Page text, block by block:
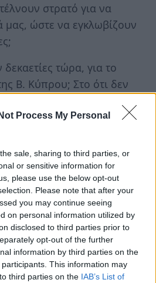
Process My Personal
sale, sharing to third parties, or
or sensitive information for
please use the below opt-out
Please note that after your
you may continue seeing
on personal information utilized by
disclosed to third parties prior to
opt-out of the further
information by third parties on the
participants. This information may
third parties on the IAB’s List of
στρατό για να
μας, ώστε να εγκλωβίζουν
τώρα, για το
Β. Κύπρου; Στο ότι δεν
τις 2.500 παραβιάσεις
μείωση μισθών,
νοσοκομείων,
συνεχώς αύξηση
της κάνει. Στο κάτω κάτω
Δεκαπενταύγουστου
κόμματα της βουλής